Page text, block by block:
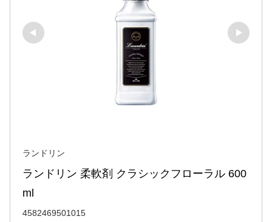
ランドリン
ランドリン 柔軟剤 クラシックフローラル 600
ml
4582469501015